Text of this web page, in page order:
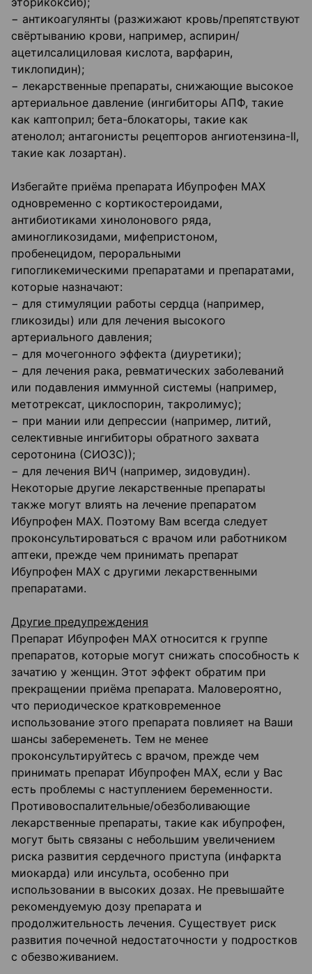
− антикоагулянты (разжижают кровь/препятствуют
свёртыванию крови, например, аспирин/
ацетилсалициловая кислота, варфарин,
тиклопидин);
− лекарственные препараты, снижающие высокое
артериальное давление (ингибиторы АПФ, такие
как каптоприл; бета-блокаторы, такие как
атенолол; антагонисты рецепторов ангиотензина-II,
такие как лозартан).
Избегайте приёма препарата Ибупрофен МАХ
одновременно с кортикостероидами,
антибиотиками хинолонового ряда,
аминогликозидами, мифепристоном,
пробенецидом, пероральными
гипогликемическими препаратами и препаратами,
которые назначают:
− для стимуляции работы сердца (например,
гликозиды) или для лечения высокого
артериального давления;
− для мочегонного эффекта (диуретики);
− для лечения рака, ревматических заболеваний
или подавления иммунной системы (например,
метотрексат, циклоспорин, такролимус);
− при мании или депрессии (например, литий,
селективные ингибиторы обратного захвата
серотонина (СИОЗС));
− для лечения ВИЧ (например, зидовудин).
Некоторые другие лекарственные препараты
также могут влиять на лечение препаратом
Ибупрофен МАХ. Поэтому Вам всегда следует
проконсультироваться с врачом или работником
аптеки, прежде чем принимать препарат
Ибупрофен МАХ с другими лекарственными
препаратами.
Другие предупреждения
Препарат Ибупрофен МАХ относится к группе
препаратов, которые могут снижать способность к
зачатию у женщин. Этот эффект обратим при
прекращении приёма препарата. Маловероятно,
что периодическое кратковременное
использование этого препарата повлияет на Ваши
шансы забеременеть. Тем не менее
проконсультируйтесь с врачом, прежде чем
принимать препарат Ибупрофен МАХ, если у Вас
есть проблемы с наступлением беременности.
Противовоспалительные/обезболивающие
лекарственные препараты, такие как ибупрофен,
могут быть связаны с небольшим увеличением
риска развития сердечного приступа (инфаркта
миокарда) или инсульта, особенно при
использовании в высоких дозах. Не превышайте
рекомендуемую дозу препарата и
продолжительность лечения. Существует риск
развития почечной недостаточности у подростков
с обезвоживанием.